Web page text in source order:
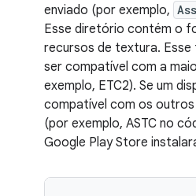
enviado (por exemplo,
Esse diretório contém o
recursos de textura.
ser compatível com a
exemplo, ETC2). Se um
compatível com os
(por exemplo, ASTC no
Google Play Store